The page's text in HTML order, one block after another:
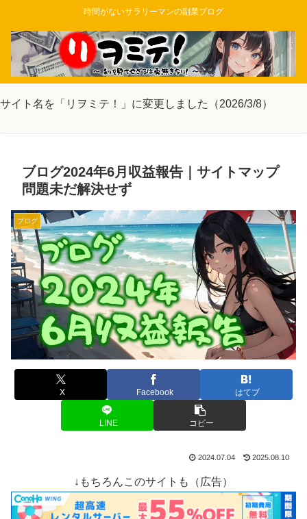
時間がないサラリーマンの副業ブログ
サイト名を「リヲミテ！」に変更しました（2026/3/8）
ブログ2024年6月収益報告｜サイトマップ
問題未だ解決せず
ブログ
X Facebook はてブ
LINE コピー
2024.07.04 2025.08.10
↓もちろんこのサイトも（広告）